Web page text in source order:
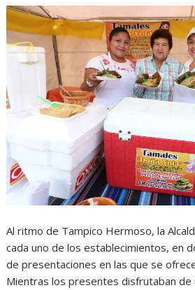
Al ritmo de Tampico Hermoso, la
cada uno de los establecimientos, en
de presentaciones en las que se
Mientras los presentes disfrutaban de